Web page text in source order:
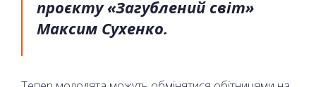
проєкту «Загублений світ»
Максим Сухенко.